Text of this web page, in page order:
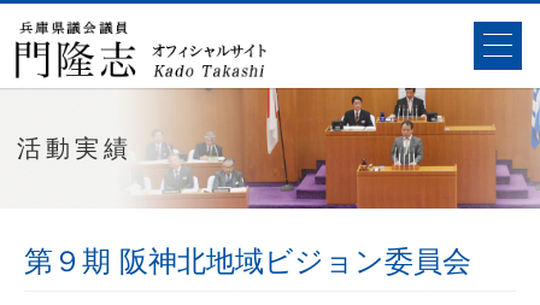
活動実績
第９期 阪神北地域ビジョン委員会